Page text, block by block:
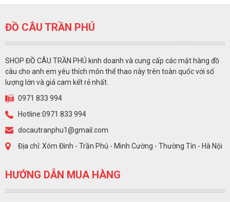
ĐỒ CÂU TRẦN PHÚ
SHOP ĐỒ CÂU TRẦN PHÚ kinh doanh và cung cấp các mặt hàng đồ
câu cho anh em yêu thích môn thể thao này trên toàn quốc với số
lượng lớn và giá cam kết rẻ nhất.
0971 833 994
Hotline:0971 833 994
docautranphu1@gmail.com
Địa chỉ: Xóm Đình - Trần Phú - Minh Cường - Thường Tín - Hà Nội
HƯỚNG DẪN MUA HÀNG